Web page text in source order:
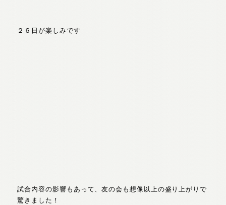
２６日が楽しみです
試合内容の影響もあって、友の会も想像以上の盛り上がりで
驚きました！